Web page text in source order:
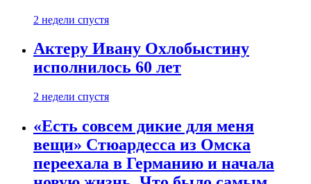
2 недели спустя
Актеру Ивану Охлобыстину
исполнилось 60 лет
2 недели спустя
«Есть совсем дикие для меня
вещи» Стюардесса из Омска
переехала в Германию и начала